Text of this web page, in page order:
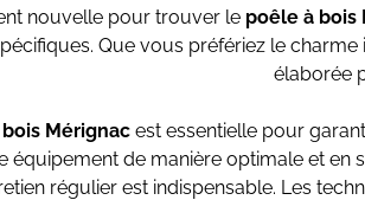
nouvelle pour trouver le poêle à bois
Que vous préfériez le
élaborée
Mérignac est essentielle pour
équipement de manière optimale et
régulier est indispensable. Les